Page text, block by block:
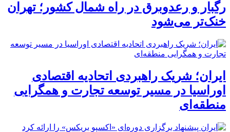
رگبار و رعدوبرق در راه شمال کشور؛ تهران
خنک‌تر می‌شود
ایران؛ شریک راهبردی اتحادیه اقتصادی
اوراسیا در مسیر توسعه تجارت و همگرایی
منطقه‌ای